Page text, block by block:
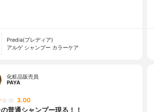
Predia(プレディア)
アルゲ シャンプー カラーケア
化粧品販売員
PAYA
3.00
普通シャンプー現る！！